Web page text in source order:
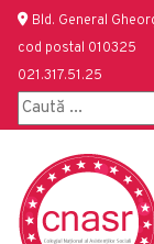
Bld. General
cod postal 010325
021.317.51.25